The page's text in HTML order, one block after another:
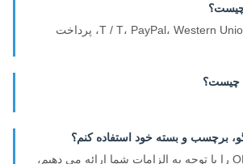
A3: شرایط پرداخت: T / T، PayPal، Western Union، پرداخت
A5: بله، ما خدمات OEM را با توجه به الزامات شما ارائه می دهیم،